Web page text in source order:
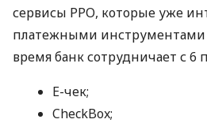
сервисы РРО, которые уже
платежными инструментами
время банк сотрудничает с 6
E-чек;
CheckBox;